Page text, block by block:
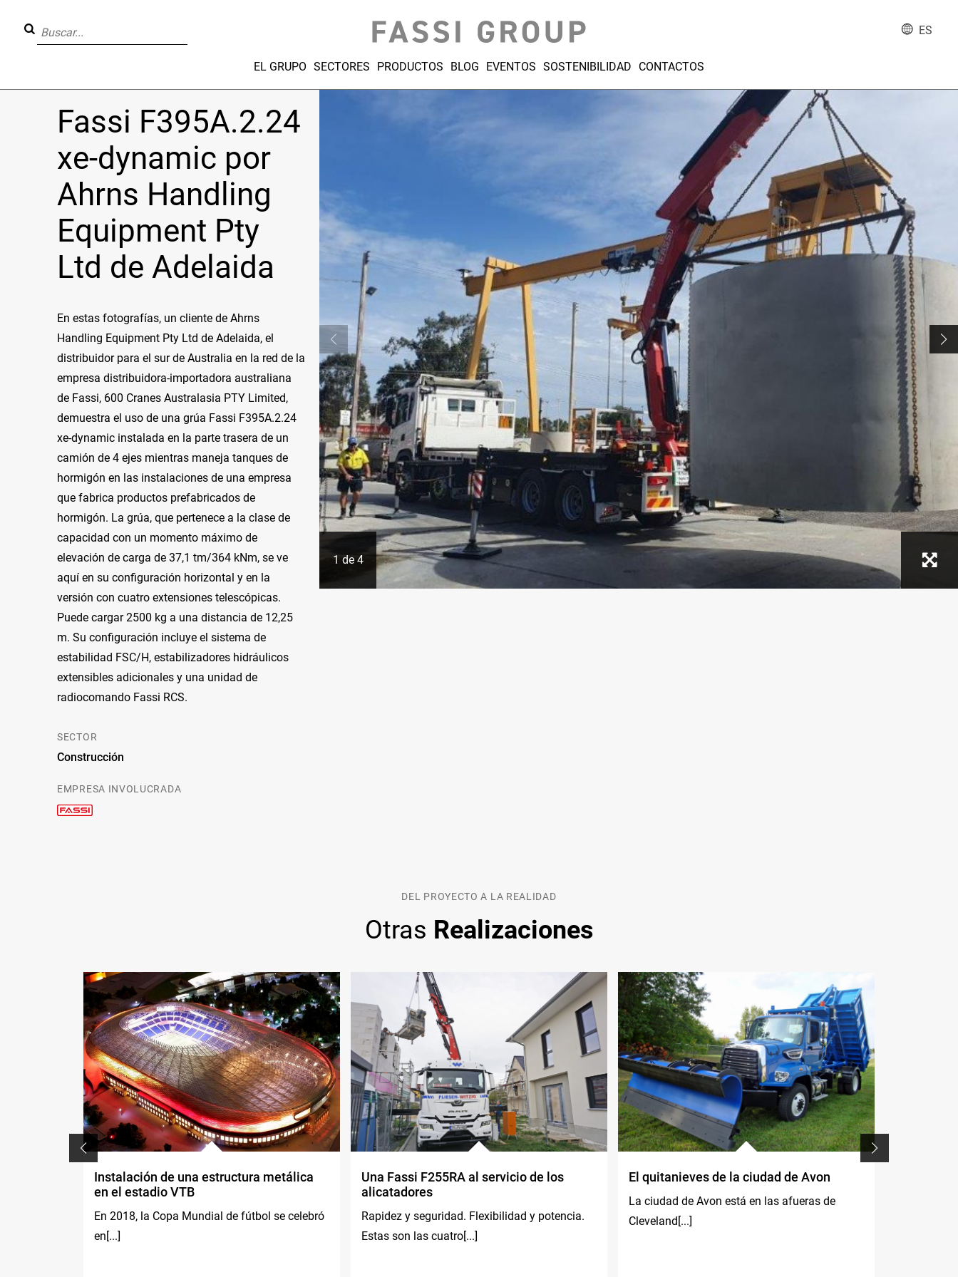
EL GRUPO SECTORES PRODUCTOS BLOG EVENTOS SOSTENIBILIDAD CONTACTOS
ES
Fassi F395A.2.24
xe-dynamic por
Ahrns Handling
Equipment Pty
Ltd de Adelaida
En estas fotografías, un cliente de Ahrns
Handling Equipment Pty Ltd de Adelaida, el
distribuidor para el sur de Australia en la red de la
empresa distribuidora-importadora australiana
de Fassi, 600 Cranes Australasia PTY Limited,
demuestra el uso de una grúa Fassi F395A.2.24
xe-dynamic instalada en la parte trasera de un
camión de 4 ejes mientras maneja tanques de
hormigón en las instalaciones de una empresa
que fabrica productos prefabricados de
hormigón. La grúa, que pertenece a la clase de
capacidad con un momento máximo de
elevación de carga de 37,1 tm/364 kNm, se ve
aquí en su configuración horizontal y en la
versión con cuatro extensiones telescópicas.
Puede cargar 2500 kg a una distancia de 12,25
m. Su configuración incluye el sistema de
estabilidad FSC/H, estabilizadores hidráulicos
extensibles adicionales y una unidad de
radiocomando Fassi RCS.
SECTOR
Construcción
EMPRESA INVOLUCRADA
1 de 4
DEL PROYECTO A LA REALIDAD
Otras Realizaciones
Instalación de una estructura metálica
en el estadio VTB
En 2018, la Copa Mundial de fútbol se celebró
en[...]
Una Fassi F255RA al servicio de los
alicatadores
Rapidez y seguridad. Flexibilidad y potencia.
Estas son las cuatro[...]
El quitanieves de la ciudad de Avon
La ciudad de Avon está en las afueras de
Cleveland[...]